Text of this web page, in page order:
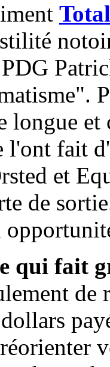
et
l'ont fait
et
de
qui fait
de